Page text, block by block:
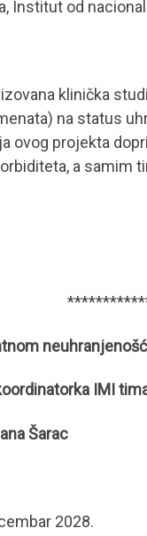
Institut od
klinička
na status
ovog projekta
a samim
i
IMI
Šarac
2028.